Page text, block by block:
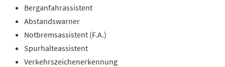
Berganfahrassistent
Abstandswarner
Notbremsassistent (F.A.)
Spurhalteassistent
Verkehrszeichenerkennung